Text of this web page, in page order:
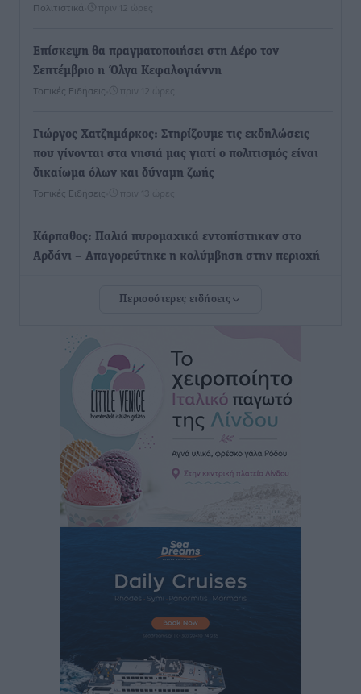
Πολιτιστικά πριν 12 ώρες
Επίσκεψη θα πραγματοποιήσει στη Λέρο τον
Σεπτέμβριο η Όλγα Κεφαλογιάννη
Τοπικές Ειδήσεις πριν 12 ώρες
Γιώργος Χατζημάρκος: Στηρίζουμε τις εκδηλώσεις
που γίνονται στα νησιά μας γιατί ο πολιτισμός είναι
δικαίωμα όλων και δύναμη ζωής
Τοπικές Ειδήσεις πριν 13 ώρες
Κάρπαθος: Παλιά πυρομαχικά εντοπίστηκαν στο
Αρδάνι – Απαγορεύτηκε η κολύμβηση στην περιοχή
εφησυχασμού» – Σε πλήρη ετοιμότητα ο μηχανισμός
πριν 14 ώρες
Καιρός: Επιμένουν οι υψηλές θερμοκρασίες – Ισχυρά
μελτέμια έως 9 μποφόρ, σε «Red Code» 6 περιοχές
Τοπικές Ειδήσεις πριν 15 ώρες
Τα φοιτητικά ενοίκια «τινάζουν στον αέρα» τους
οικογενειακούς προϋπολογισμούς
Ειδήσεις• πριν 15 ώρες
Δυνάμεις στη νήσο Ρω
34.000 αναχωρούν σήμερα μόνο από τον Πειραιά
Περισσότερες ειδήσεις